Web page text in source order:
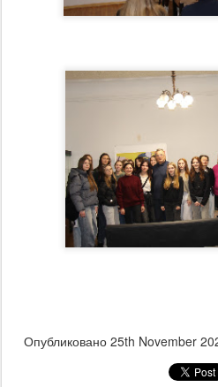
Опубликовано 25th November